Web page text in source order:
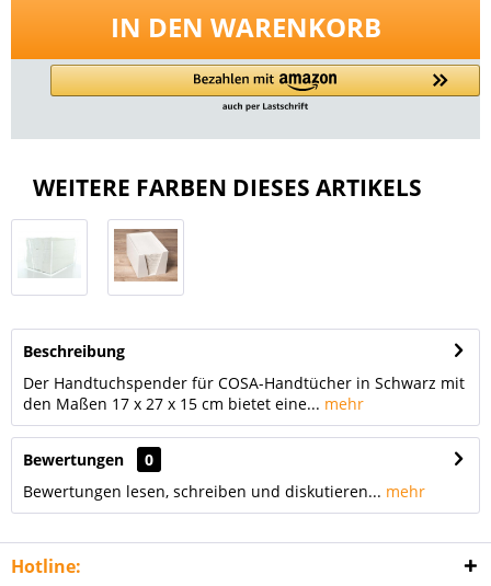
IN DEN WARENKORB
WEITERE FARBEN DIESES ARTIKELS
Beschreibung
Der Handtuchspender für COSA-Handtücher in Schwarz mit
den Maßen 17 x 27 x 15 cm bietet eine... mehr
Bewertungen
0
Bewertungen lesen, schreiben und diskutieren... mehr
Hotline: